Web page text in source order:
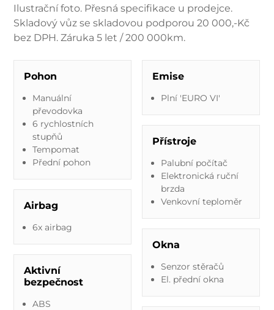
Ilustrační foto. Přesná specifikace u prodejce.
Skladový vůz se skladovou podporou 20 000,-Kč
bez DPH. Záruka 5 let / 200 000km.
Pohon
Manuální
převodovka
6 rychlostních
stupňů
Tempomat
Přední pohon
Airbag
6x airbag
Aktivní
bezpečnost
ABS
Emise
Plní 'EURO VI'
Přístroje
Palubní počítač
Elektronická ruční
brzda
Venkovní teploměr
Okna
Senzor stěračů
El. přední okna